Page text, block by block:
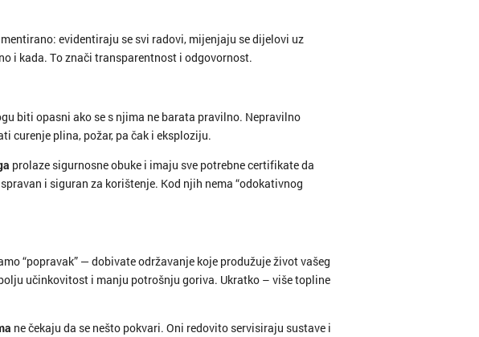
evidentiraju se svi radovi, mijenjaju se dijelovi uz
i kada. To znači transparentnost i odgovornost.
biti opasni ako se s njima ne barata pravilno. Nepravilno
curenje plina, požar, pa čak i eksploziju.
prolaze sigurnosne obuke i imaju sve potrebne certifikate da
i siguran za korištenje. Kod njih nema “odokativnog
“popravak” — dobivate održavanje koje produžuje život vašeg
učinkovitost i manju potrošnju goriva. Ukratko – više topline
ne čekaju da se nešto pokvari. Oni redovito servisiraju sustave i